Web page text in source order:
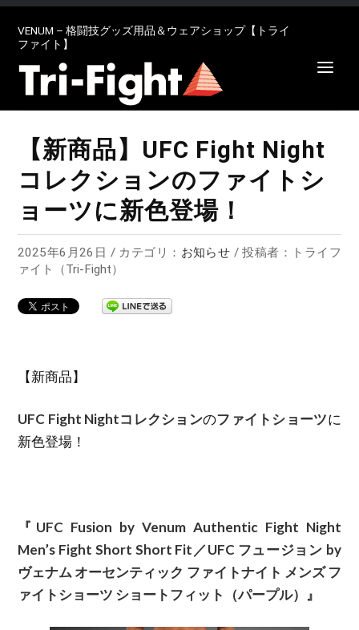
VENUM – 格闘技グッズ用品＆ウェアショップ【トライ
ファイト】
【新商品】UFC Fight Night
コレクションのファイトシ
ョーツに新色登場！
2025年6月26日 / カテゴリ： お知らせ / 投稿者：トライフ
ァイト（Tri-Fight）
【新商品】
UFC Fight Nightコレクションのファイトショーツに
新色登場！
『UFC Fusion by Venum Authentic Fight Night
Men’s Fight Short Short Fit／UFC フュージョン by
ヴェナム オーセンティック ファイトナイト メンズ フ
ァイトショーツ ショートフィット（パープル）』